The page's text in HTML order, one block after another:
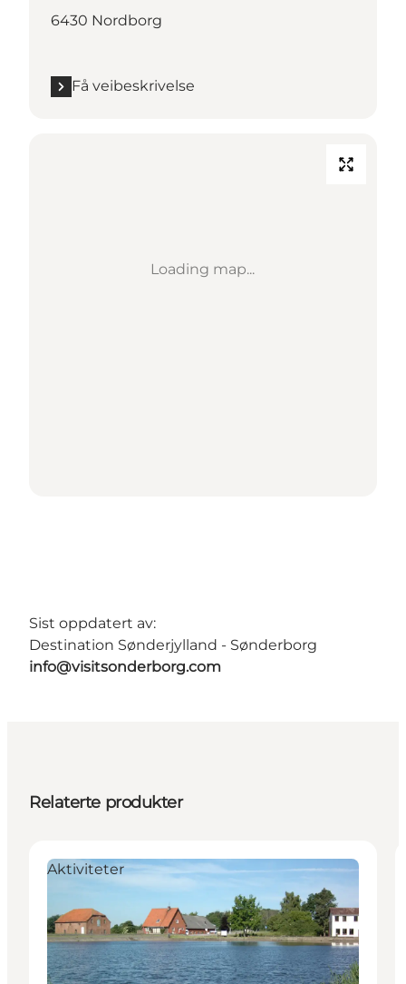
6430 Nordborg
Få veibeskrivelse
Loading map...
Sist oppdatert av:
Destination Sønderjylland - Sønderborg
info@visitsonderborg.com
Relaterte produkter
Aktiviteter